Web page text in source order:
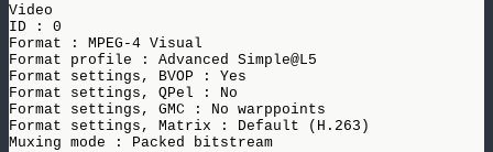
Video
ID : 0
Format : MPEG-4 Visual
Format profile : Advanced Simple@L5
Format settings, BVOP : Yes
Format settings, QPel : No
Format settings, GMC : No warppoints
Format settings, Matrix : Default (H.263)
Muxing mode : Packed bitstream